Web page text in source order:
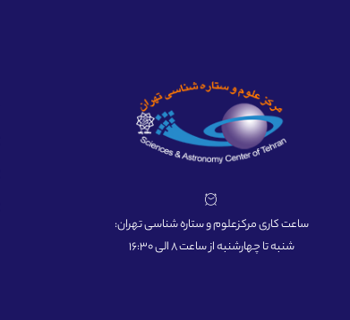
ساعت کاری مرکزعلوم و ستاره شناسی تهران:
شنبه تا چهارشنبه از ساعت 8 الی 16:30